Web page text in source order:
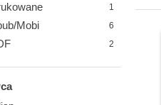
1
Mobi 6
2